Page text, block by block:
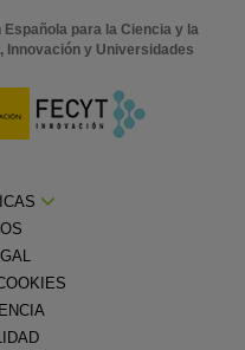
Española para la Ciencia y la
y Universidades